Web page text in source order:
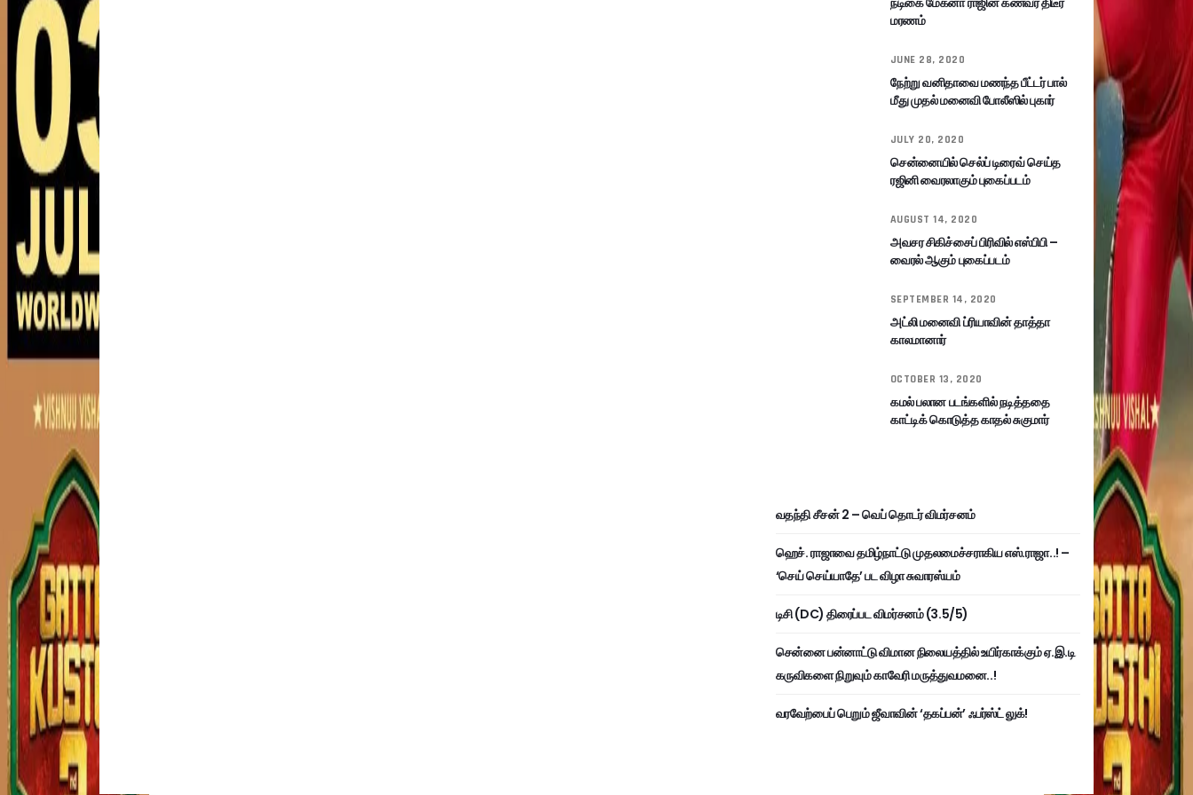
மரணம்
JUNE 28, 2020
நேற்று வனிதாவை மணந்த பீட்டர் பால்
மீது முதல் மனைவி போலீஸில் புகார்
JULY 20, 2020
சென்னையில் செல்ப் டிரைவ் செய்த
ரஜினி வைரலாகும் புகைப்படம்
AUGUST 14, 2020
அவசர சிகிச்சைப் பிரிவில் எஸ்பிபி –
வைரல் ஆகும் புகைப்படம்
SEPTEMBER 14, 2020
அட்லி மனைவி ப்ரியாவின் தாத்தா
காலமானார்
OCTOBER 13, 2020
கமல் பலான படங்களில் நடித்ததை
காட்டிக் கொடுத்த காதல் சுகுமார்
வதந்தி சீசன் 2 – வெப் தொடர் விமர்சனம்
ஹெச். ராஜாவை தமிழ்நாட்டு முதலமைச்சராகிய எஸ்.ராஜா..! –
‘செய் செய்யாதே’ பட விழா சுவாரஸ்யம்
டிசி (DC) திரைப்பட விமர்சனம் (3.5/5)
சென்னை பன்னாட்டு விமான நிலையத்தில் உயிர்காக்கும் ஏ.இ.டி
கருவிகளை நிறுவும் காவேரி மருத்துவமனை..!
வரவேற்பைப் பெறும் ஜீவாவின் ‘தகப்பன்’ ஃபர்ஸ்ட் லுக்!